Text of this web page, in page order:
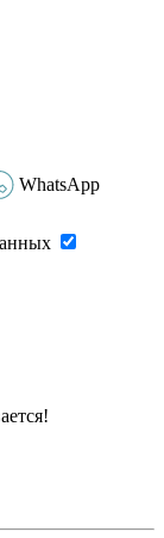
WhatsApp